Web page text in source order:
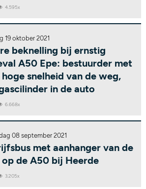
4.595x
19 oktober 2021
beknelling bij ernstig
A50 Epe: bestuurder met
snelheid van de weg,
in de auto
6.668x
08 september 2021
met aanhanger van de
de A50 bij Heerde
3.205x